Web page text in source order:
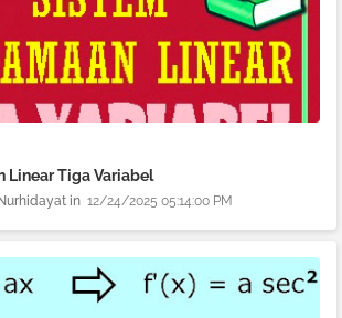
Linear Tiga Variabel
12/24/2025 05:14:00 PM